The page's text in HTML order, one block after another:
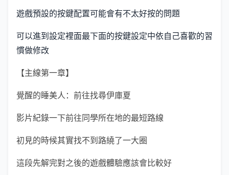
遊戲預設的按鍵配置可能會有不太好按的問題
可以進到設定裡面最下面的按鍵設定中依自己喜歡的習
慣做修改
【主線第一章】
覺醒的睡美人：前往找尋伊庫夏
影片紀錄一下前往同學所在地的最短路線
初見的時候其實找不到路繞了一大圈
這段先解完對之後的遊戲體驗應該會比較好